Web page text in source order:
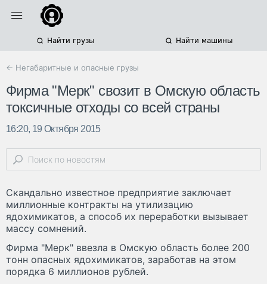
Найти грузы Найти машины
← Негабаритные и опасные грузы
Фирма "Мерк" свозит в Омскую область
токсичные отходы со всей страны
16:20, 19 Октября 2015
Скандально известное предприятие заключает
миллионные контракты на утилизацию
ядохимикатов, а способ их переработки вызывает
массу сомнений.
Фирма "Мерк" ввезла в Омскую область более 200
тонн опасных ядохимикатов, заработав на этом
порядка 6 миллионов рублей.